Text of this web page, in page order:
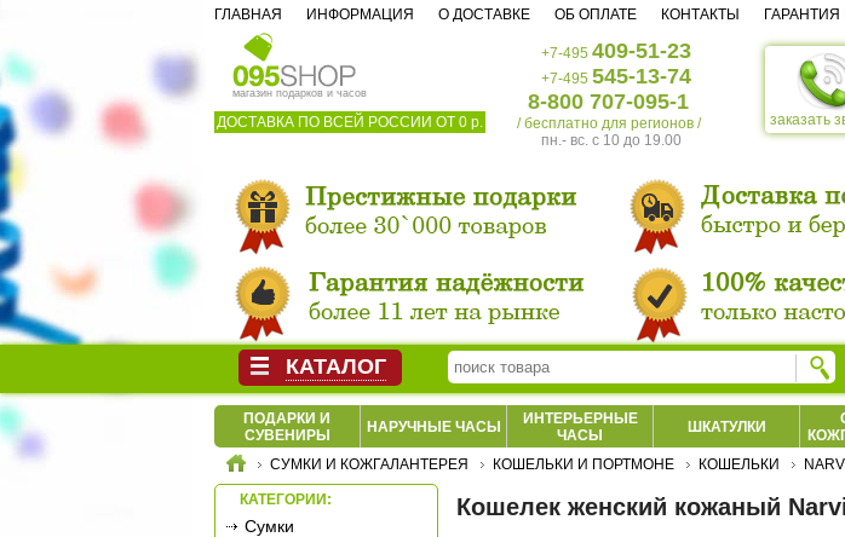
магазин подарков и часов
ДОСТАВКА ПО ВСЕЙ РОССИИ ОТ 0 р. заказать
+7-495 409-51-23
+7-495 545-13-74
8-800 707-095-1
/ бесплатно для регионов /
пн.- вс. c 10 до 19.00
ГЛАВНАЯ ИНФОРМАЦИЯ О ДОСТАВКЕ ОБ ОПЛАТЕ КОНТАКТЫ
ПОДАРКИ И
СУВЕНИРЫ
НАРУЧНЫЕ ЧАСЫ
ИНТЕРЬЕРНЫЕ
ЧАСЫ
ШКАТУЛКИ
СУМКИ И КОЖГАЛАНТЕРЕЯ КОШЕЛЬКИ И ПОРТМОНЕ КОШЕЛЬКИ
КАТЕГОРИИ:
Сумки
Кошелек женский кожаный
КАТАЛОГ